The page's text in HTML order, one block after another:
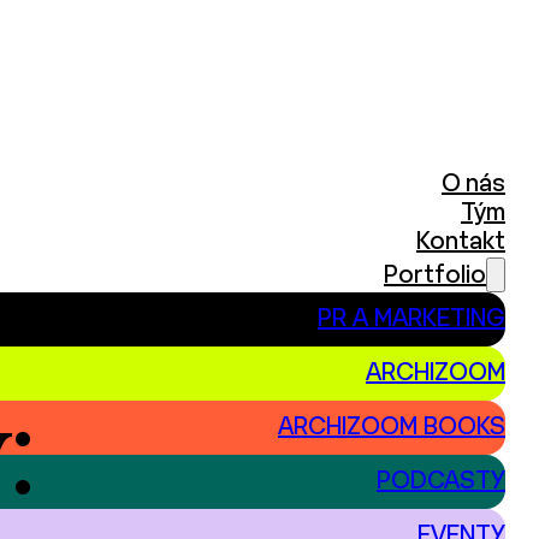
O nás
Tým
Kontakt
Portfolio
PR A MARKETING
ARCHIZOOM
ARCHIZOOM BOOKS
PODCASTY